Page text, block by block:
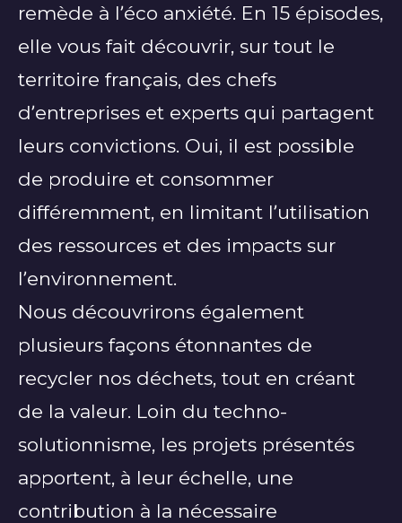
remède à l’éco anxiété. En 15 épisodes,
elle vous fait découvrir, sur tout le
territoire français, des chefs
d’entreprises et experts qui partagent
leurs convictions. Oui, il est possible
de produire et consommer
différemment, en limitant l’utilisation
des ressources et des impacts sur
l’environnement.
Nous découvrirons également
plusieurs façons étonnantes de
recycler nos déchets, tout en créant
de la valeur. Loin du techno-
solutionnisme, les projets présentés
apportent, à leur échelle, une
contribution à la nécessaire